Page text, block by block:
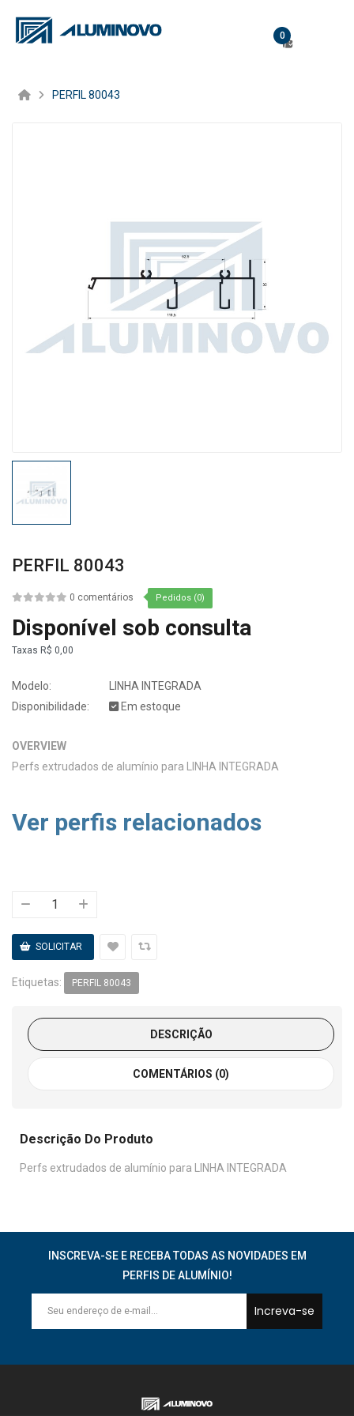
0
PERFIL 80043
PERFIL 80043
0 comentários Pedidos (0)
Disponível sob consulta
Taxas R$ 0,00
Modelo:
LINHA INTEGRADA
Disponibilidade:
Em estoque
OVERVIEW
Perfs extrudados de alumínio para LINHA INTEGRADA
Ver perfis relacionados
Etiquetas: PERFIL 80043
DESCRIÇÃO
COMENTÁRIOS (0)
Descrição Do Produto
Perfs extrudados de alumínio para LINHA INTEGRADA
INSCREVA-SE E RECEBA TODAS AS NOVIDADES EM
PERFIS DE ALUMÍNIO!
Increva-se